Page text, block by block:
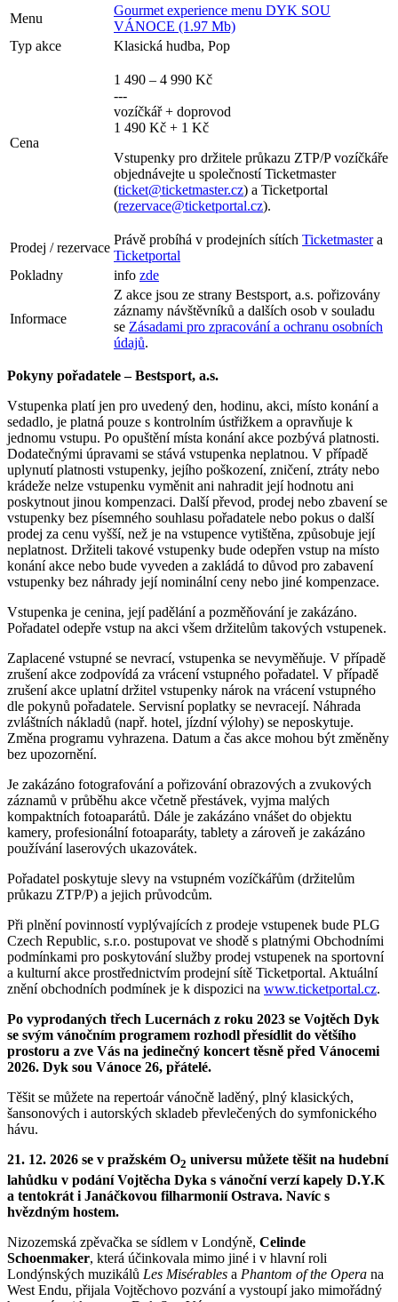
Menu
Gourmet experience menu DYK SOU
VÁNOCE (1.97 Mb)
Typ akce
Klasická hudba, Pop
Cena
1 490 – 4 990 Kč
---
vozíčkář + doprovod
1 490 Kč + 1 Kč
Vstupenky pro držitele průkazu ZTP/P vozíčkáře
objednávejte u společností Ticketmaster
(ticket@ticketmaster.cz) a Ticketportal
(rezervace@ticketportal.cz).
Prodej / rezervace
Právě probíhá v prodejních sítích Ticketmastera
Ticketportal
Pokladny
info zde
Informace
Z akce jsou ze strany Bestsport, a.s. pořizovány
záznamy návštěvníků a dalších osob v souladu
se Zásadami pro zpracování a ochranu osobních
údajů.
Pokyny pořadatele – Bestsport, a.s.
Vstupenka platí jen pro uvedený den, hodinu, akci, místo konání a
sedadlo, je platná pouze s kontrolním ústřižkem a opravňuje k
jednomu vstupu. Po opuštění místa konání akce pozbývá platnosti.
Dodatečnými úpravami se stává vstupenka neplatnou. V případě
uplynutí platnosti vstupenky, jejího poškození, zničení, ztráty nebo
krádeže nelze vstupenku vyměnit ani nahradit její hodnotu ani
poskytnout jinou kompenzaci. Další převod, prodej nebo zbavení se
vstupenky bez písemného souhlasu pořadatele nebo pokus o další
prodej za cenu vyšší, než je na vstupence vytištěna, způsobuje její
neplatnost. Držiteli takové vstupenky bude odepřen vstup na místo
konání akce nebo bude vyveden a zakládá to důvod pro zabavení
vstupenky bez náhrady její nominální ceny nebo jiné kompenzace.
Vstupenka je cenina, její padělání a pozměňování je zakázáno.
Pořadatel odepře vstup na akci všem držitelům takových vstupenek.
Zaplacené vstupné se nevrací, vstupenka se nevyměňuje. V případě
zrušení akce zodpovídá za vrácení vstupného pořadatel. V případě
zrušení akce uplatní držitel vstupenky nárok na vrácení vstupného
dle pokynů pořadatele. Servisní poplatky se nevracejí. Náhrada
zvláštních nákladů (např. hotel, jízdní výlohy) se neposkytuje.
Změna programu vyhrazena. Datum a čas akce mohou být změněny
bez upozornění.
Je zakázáno fotografování a pořizování obrazových a zvukových
záznamů v průběhu akce včetně přestávek, vyjma malých
kompaktních fotoaparátů. Dále je zakázáno vnášet do objektu
kamery, profesionální fotoaparáty, tablety a zároveň je zakázáno
používání laserových ukazovátek.
Pořadatel poskytuje slevy na vstupném vozíčkářům (držitelům
průkazu ZTP/P) a jejich průvodcům.
Při plnění povinností vyplývajících z prodeje vstupenek bude PLG
Czech Republic, s.r.o. postupovat ve shodě s platnými Obchodními
podmínkami pro poskytování služby prodej vstupenek na sportovní
a kulturní akce prostřednictvím prodejní sítě Ticketportal. Aktuální
znění obchodních podmínek je k dispozici na www.ticketportal.cz.
Po vyprodaných třech Lucernách z roku 2023 se Vojtěch Dyk
se svým vánočním programem rozhodl přesídlit do většího
prostoru a zve Vás na jedinečný koncert těsně před Vánocemi
2026. Dyk sou Vánoce 26, přátelé.
Těšit se můžete na repertoár vánočně laděný, plný klasických,
šansonových i autorských skladeb převlečených do symfonického
hávu.
21. 12. 2026 se v pražském O2 universu můžete těšit na hudební
lahůdku v podání Vojtěcha Dyka s vánoční verzí kapely D.Y.K
a tentokrát i Janáčkovou filharmonií Ostrava. Navíc s
hvězdným hostem.
Nizozemská zpěvačka se sídlem v Londýně, Celinde
Schoenmaker, která účinkovala mimo jiné i v hlavní roli
Londýnských muzikálů Les Misérables a Phantom of the Opera na
West Endu, přijala Vojtěchovo pozvání a vystoupí jako mimořádný